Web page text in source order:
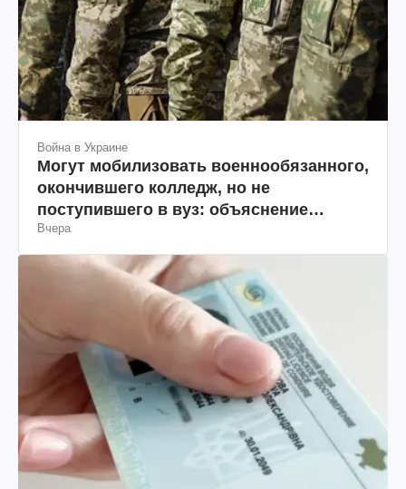
Война в Украине
Могут мобилизовать военнообязанного,
окончившего колледж, но не
поступившего в вуз: объяснение
юриста
Вчера